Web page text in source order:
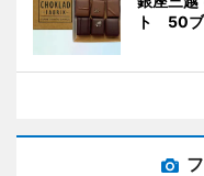
ト 50ブ